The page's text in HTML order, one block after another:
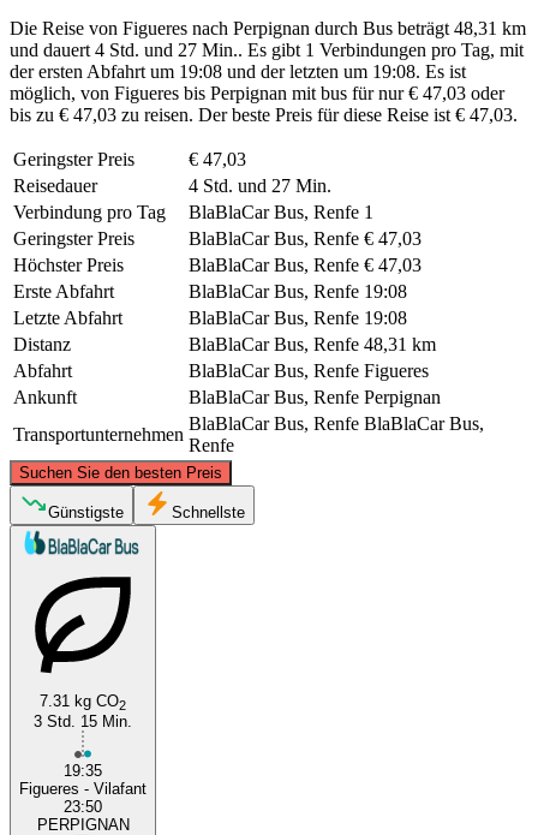
Die Reise von Figueres nach Perpignan durch Bus beträgt 48,31 km
und dauert 4 Std. und 27 Min.. Es gibt 1 Verbindungen pro Tag, mit
der ersten Abfahrt um 19:08 und der letzten um 19:08. Es ist
möglich, von Figueres bis Perpignan mit bus für nur € 47,03 oder
bis zu € 47,03 zu reisen. Der beste Preis für diese Reise ist € 47,03.
Geringster Preis
€ 47,03
Reisedauer
4 Std. und 27 Min.
Verbindung pro Tag
BlaBlaCar Bus, Renfe 1
Geringster Preis
BlaBlaCar Bus, Renfe € 47,03
Höchster Preis
BlaBlaCar Bus, Renfe € 47,03
Erste Abfahrt
BlaBlaCar Bus, Renfe 19:08
Letzte Abfahrt
BlaBlaCar Bus, Renfe 19:08
Distanz
BlaBlaCar Bus, Renfe 48,31 km
Abfahrt
BlaBlaCar Bus, Renfe Figueres
Ankunft
BlaBlaCar Bus, Renfe Perpignan
Transportunternehmen
BlaBlaCar Bus, Renfe BlaBlaCar Bus,
Renfe
Suchen Sie den besten Preis
Perpignan
Günstigste Schnellste
7.31 kg CO2
3 Std. 15 Min.
19:35
Figueres - Vilafant
23:50
PERPIGNAN